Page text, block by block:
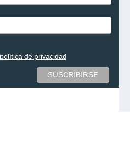
política de privacidad